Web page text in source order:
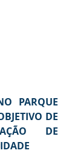
PARQUE
DE
DE